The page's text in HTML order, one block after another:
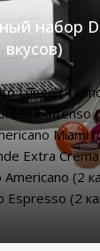
набор
вкусов)
Lungo (4
Intenso
Miami
Extra
(2
Espresso (2